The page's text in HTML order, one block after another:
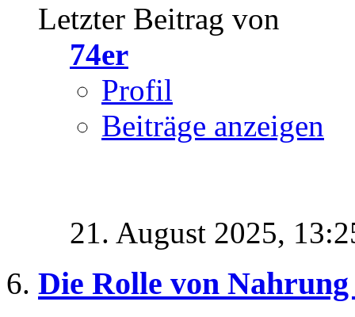
Letzter Beitrag von
74er
Profil
Beiträge anzeigen
21. August 2025,
Die Rolle von